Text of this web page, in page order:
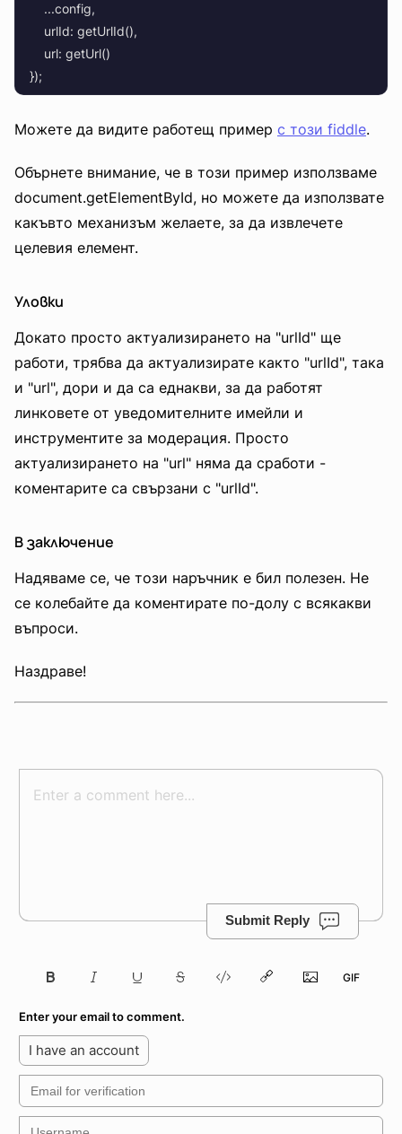
        ...config,
        urlId: getUrlId(),
        url: getUrl()
Можете да видите работещ пример с този fiddle.
Обърнете внимание, че в този пример използваме
document.getElementById, но можете да използвате
какъвто механизъм желаете, за да извлечете
целевия елемент.
Уловки
Докато просто актуализирането на "urlId" ще
работи, трябва да актуализирате както "urlId", така
и "url", дори и да са еднакви, за да работят
линковете от уведомителните имейли и
инструментите за модерация. Просто
актуализирането на "url" няма да сработи -
коментарите са свързани с "urlId".
В заключение
Надяваме се, че този наръчник е бил полезен. Не
се колебайте да коментирате по-долу с всякакви
въпроси.
Наздраве!
Submit Reply
Enter your email to comment.
I have an account